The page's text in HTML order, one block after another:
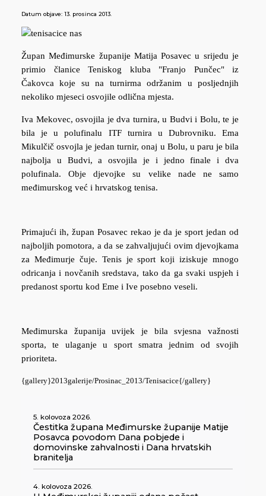
Datum objave: 13. prosinca 2013.
Župan Međimurske županije Matija Posavec u srijedu je
primio članice Teniskog kluba "Franjo Punčec" iz
Čakovca koje su na turnirma održanim u posljednjih
nekoliko mjeseci osvojile odlična mjesta.
Iva Mekovec, osvojila je dva turnira, u Budvi i Bolu, te je
bila je u polufinalu ITF turnira u Dubrovniku. Ema
Mikulčič osvojla je jedan turnir, onaj u Bolu, u paru je bila
najbolja u Budvi, a osvojila je i jedno finale i dva
polufinala. Obje djevojke su velike nade ne samo
međimurskog već i hrvatskog tenisa.
Primajući ih, župan Posavec rekao je da je sport jedan od
najboljih pomotora, a da se zahvaljujući ovim djevojkama
za Međimurje čuje. Tenis je sport koji iziskuje mnogo
odricanja i novčanih sredstava, tako da ga svaki uspjeh i
predanost sportu kod Eme i Ive posebno veseli.
Međimurska županija uvijek je bila svjesna važnosti
sporta, te ulaganje u sport smatra jednim od svojih
prioriteta.
{gallery}2013galerije/Prosinac_2013/Tenisacice{/gallery}
5. kolovoza 2026.
Čestitka župana Međimurske županije Matije
Posavca povodom Dana pobjede i
domovinske zahvalnosti i Dana hrvatskih
branitelja
4. kolovoza 2026.